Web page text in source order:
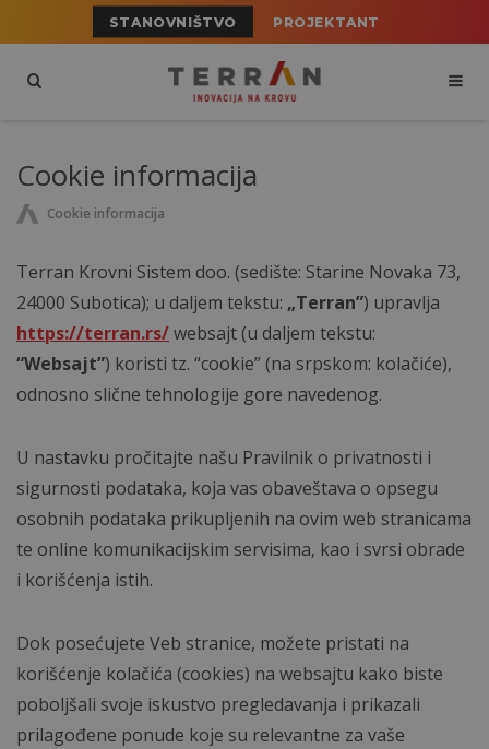
STANOVNIŠTVO PROJEKTANT
Cookie informacija
Cookie informacija
Terran Krovni Sistem doo. (sedište: Starine Novaka 73,
24000 Subotica); u daljem tekstu: „Terran”) upravlja
https://terran.rs/websajt (u daljem tekstu:
“Websajt”) koristi tz. “cookie” (na srpskom: kolačiće),
odnosno slične tehnologije gore navedenog.
U nastavku pročitajte našu Pravilnik o privatnosti i
sigurnosti podataka, koja vas obaveštava o opsegu
osobnih podataka prikupljenih na ovim web stranicama
te online komunikacijskim servisima, kao i svrsi obrade
i korišćenja istih.
Dok posećujete Veb stranice, možete pristati na
korišćenje kolačića (cookies) na websajtu kako biste
poboljšali svoje iskustvo pregledavanja i prikazali
prilagođene ponude koje su relevantne za vaše